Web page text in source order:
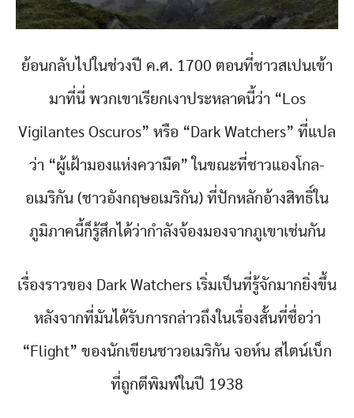
ย้อนกลับไปในช่วงปี ค.ศ. 1700 ตอนที่ชาวสเปนเข้า
มาที่นี่ พวกเขาเรียกเงาประหลาดนี้ว่า “Los
Vigilantes Oscuros” หรือ “Dark Watchers” ที่แปล
ว่า “ผู้เฝ้ามองแห่งความืด” ในขณะที่ชาวแองโกล-
อเมริกัน (ชาวอังกฤษอเมริกัน) ที่ปักหลักอ้างสิทธิ์ใน
ภูมิภาคนี้ก็รู้สึกได้ว่ากำลังจ้องมองจากภูเขาเช่นกัน
เรื่องราวของ Dark Watchers เริ่มเป็นที่รู้จักมากยิ่งขึ้น
หลังจากที่มันได้รับการกล่าวถึงในเรื่องสั้นที่ชื่อว่า
“Flight” ของนักเขียนชาวอเมริกัน จอห์น สไตน์เบ็ก
ที่ถูกตีพิมพ์ในปี 1938